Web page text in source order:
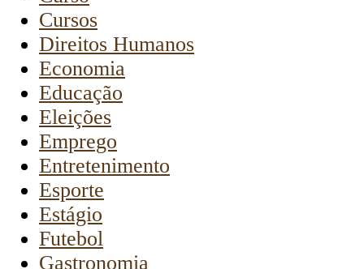
Cursos
Direitos Humanos
Economia
Educação
Eleições
Emprego
Entretenimento
Esporte
Estágio
Futebol
Gastronomia